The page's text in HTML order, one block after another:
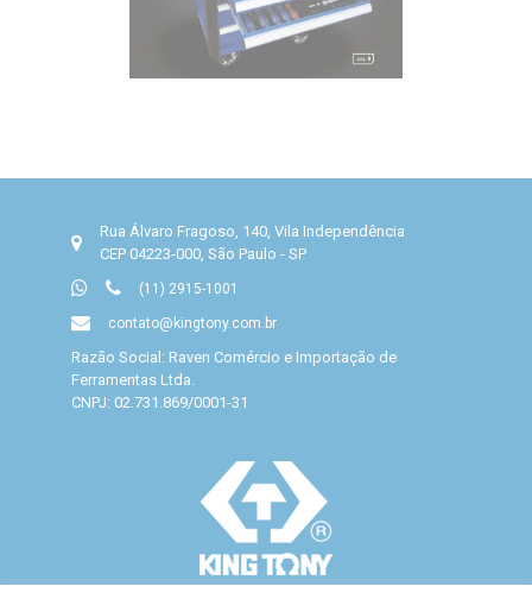
Rua Álvaro Fragoso, 140, Vila Independência
CEP 04223-000, São Paulo - SP
(11) 2915-1001
contato@kingtony.com.br
Razão Social: Raven Comércio e Importação de
Ferramentas Ltda.
CNPJ: 02.731.869/0001-31